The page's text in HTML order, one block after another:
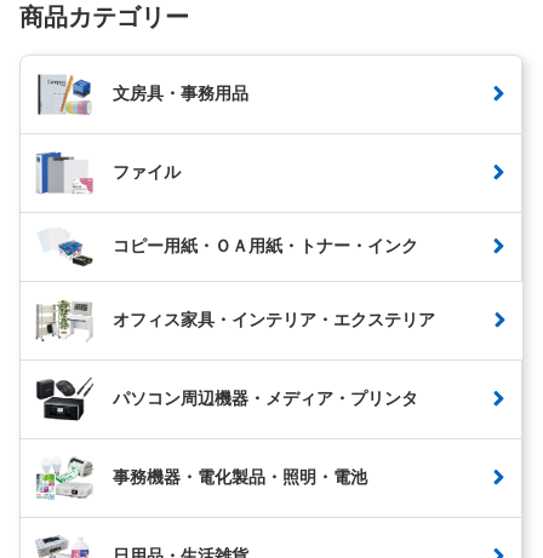
商品カテゴリー
文房具・事務用品
ファイル
コピー用紙・ＯＡ用紙・トナー・インク
オフィス家具・インテリア・エクステリア
パソコン周辺機器・メディア・プリンタ
事務機器・電化製品・照明・電池